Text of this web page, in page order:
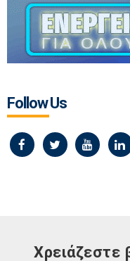
Follow Us
Χρειάζεστε